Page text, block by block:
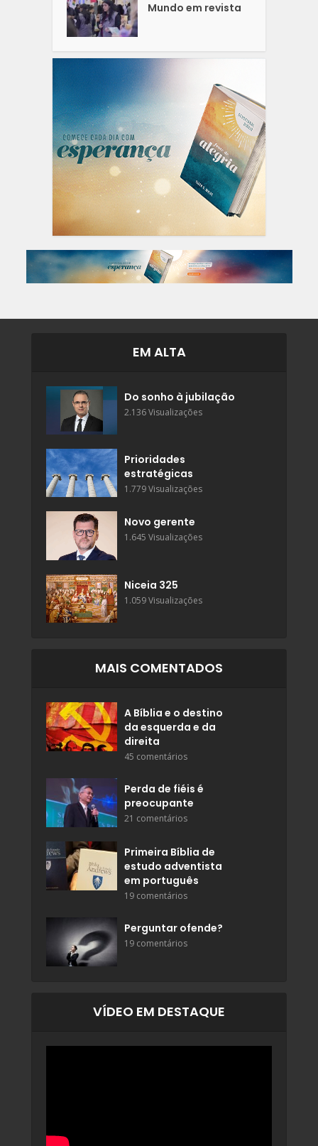
Mundo em revista
EM ALTA
Do sonho à jubilação
2.136 Visualizações
Prioridades
estratégicas
1.779 Visualizações
Novo gerente
1.645 Visualizações
Niceia 325
1.059 Visualizações
MAIS COMENTADOS
A Bíblia e o destino
da esquerda e da
direita
45 comentários
Perda de fiéis é
preocupante
21 comentários
Primeira Bíblia de
estudo adventista
em português
19 comentários
Perguntar ofende?
19 comentários
VÍDEO EM DESTAQUE